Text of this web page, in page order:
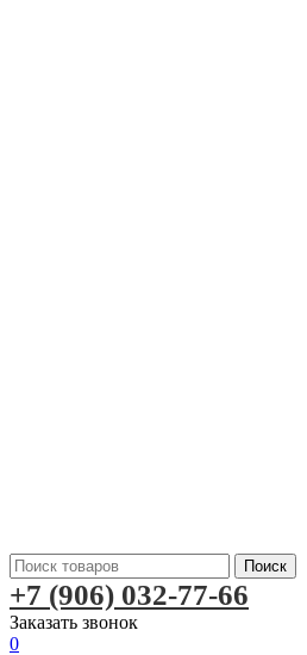
Поиск
+7 (906) 032-77-66
Заказать звонок
0